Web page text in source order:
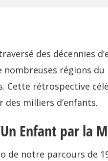
des décennies
régions du
Cette rétrospective
milliers d’enfants.
Enfant par la
de notre parcours de